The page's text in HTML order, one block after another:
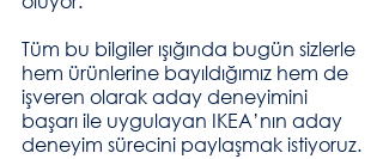
Tüm bu bilgiler ışığında bugün sizlerle
hem ürünlerine bayıldığımız hem de
işveren olarak aday deneyimini
başarı ile uygulayan IKEA’nın aday
deneyim sürecini paylaşmak istiyoruz.